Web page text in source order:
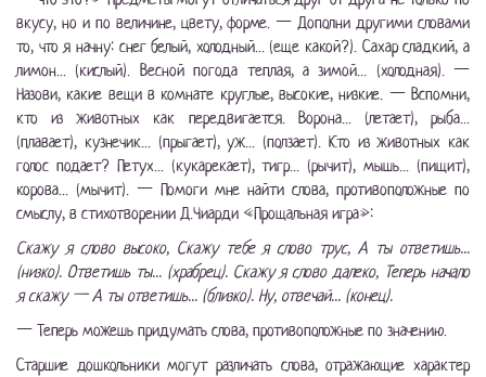
вкусу, но и по величине, цвету, форме. — Дополни другими словами
то, что я начну: снег белый, холодный... (еще какой?). Сахар сладкий, а
лимон... (кислый). Весной погода теплая, а зимой... (холодная). —
Назови, какие вещи в комнате круглые, высокие, низкие. — Вспомни,
кто из животных как передвигается. Ворона... (летает), рыба...
(плавает), кузнечик... (прыгает), уж... (ползает). Кто из животных как
голос подает? Петух... (кукарекает), тигр... (рычит), мышь... (пищит),
корова... (мычит). — Помоги мне найти слова, противоположные по
смыслу, в стихотворении Д.Чиарди «Прощальная игра»:
Скажу я слово высоко, Скажу тебе я слово трус, А ты ответишь...
(низко). Ответишь ты... (храбрец). Скажу я слово далеко, Теперь начало
я скажу — А ты ответишь... (близко). Ну, отвечай... (конец).
— Теперь можешь придумать слова, противоположные по значению.
Старшие дошкольники могут различать слова, отражающие характер